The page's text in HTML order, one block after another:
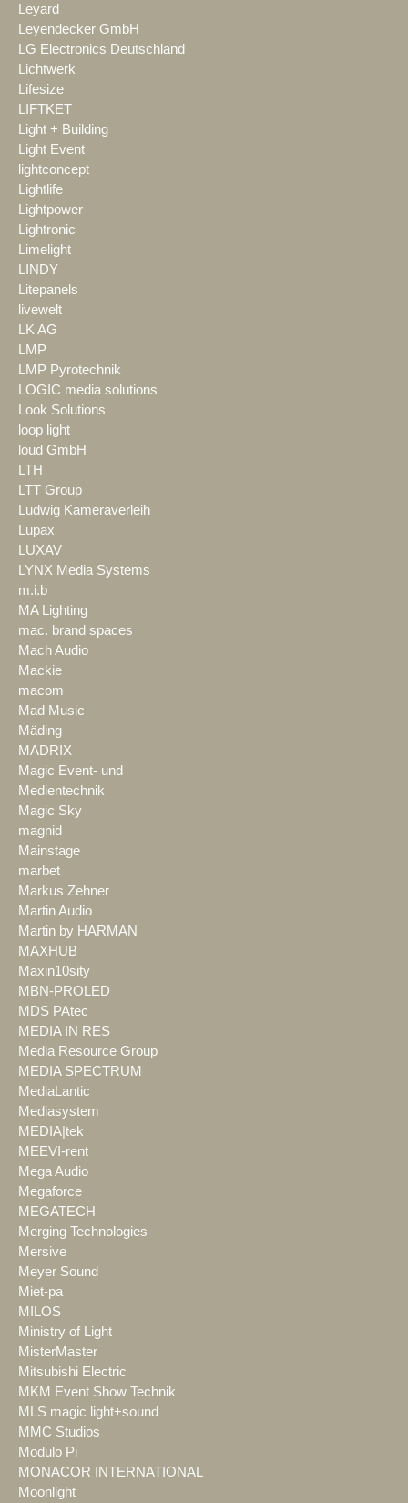
Leyard
Leyendecker GmbH
LG Electronics Deutschland
Lichtwerk
Lifesize
LIFTKET
Light + Building
Light Event
lightconcept
Lightlife
Lightpower
Lightronic
Limelight
LINDY
Litepanels
livewelt
LK AG
LMP
LMP Pyrotechnik
LOGIC media solutions
Look Solutions
loop light
loud GmbH
LTH
LTT Group
Ludwig Kameraverleih
Lupax
LUXAV
LYNX Media Systems
m.i.b
MA Lighting
mac. brand spaces
Mach Audio
Mackie
macom
Mad Music
Mäding
MADRIX
Magic Event- und
Medientechnik
Magic Sky
magnid
Mainstage
marbet
Markus Zehner
Martin Audio
Martin by HARMAN
MAXHUB
Maxin10sity
MBN-PROLED
MDS PAtec
MEDIA IN RES
Media Resource Group
MEDIA SPECTRUM
MediaLantic
Mediasystem
MEDIA|tek
MEEVI-rent
Mega Audio
Megaforce
MEGATECH
Merging Technologies
Mersive
Meyer Sound
Miet-pa
MILOS
Ministry of Light
MisterMaster
Mitsubishi Electric
MKM Event Show Technik
MLS magic light+sound
MMC Studios
Modulo Pi
MONACOR INTERNATIONAL
Moonlight